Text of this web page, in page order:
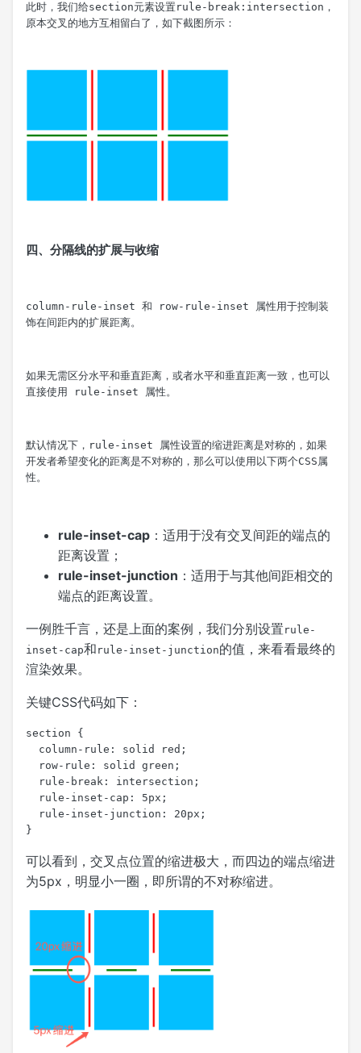
此时，我们给section元素设置rule-break:intersection ，
原本交叉的地方互相留白了，如下截图所示：
四、分隔线的扩展与收缩
column-rule-inset 和 row-rule-inset 属性用于控制装
饰在间距内的扩展距离。
如果无需区分水平和垂直距离，或者水平和垂直距离一致，也可以
直接使用
rule-inset 属性。
默认情况下， rule-inset 属性设置的缩进距离是对称的，如果
开发者希望变化的距离是不对称的，那么可以使用以下两个CSS属
性。
rule-inset-cap ：适用于没有交叉间距的端点的
距离设置；
rule-inset-junction ：适用于与其他间距相交的
端点的距离设置。
一例胜千言，还是上面的案例，我们分别设置 rule-
inset-cap和 rule-inset-junction的值，来看看最终的
渲染效果。
关键CSS代码如下：
section {
}
可以看到，交叉点位置的缩进极大，而四边的端点缩进
为5px，明显小一圈，即所谓的不对称缩进。